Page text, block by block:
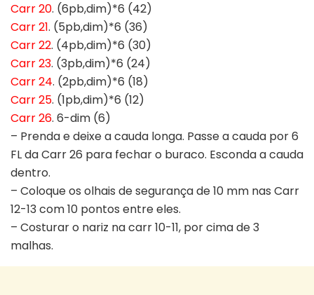
Carr 20. (6pb,dim)*6 (42)
Carr 21. (5pb,dim)*6 (36)
Carr 22. (4pb,dim)*6 (30)
Carr 23. (3pb,dim)*6 (24)
Carr 24. (2pb,dim)*6 (18)
Carr 25. (1pb,dim)*6 (12)
Carr 26. 6-dim (6)
– Prenda e deixe a cauda longa. Passe a cauda por 6
FL da Carr 26 para fechar o buraco. Esconda a cauda
dentro.
– Coloque os olhais de segurança de 10 mm nas Carr
12-13 com 10 pontos entre eles.
– Costurar o nariz na carr 10-11, por cima de 3
malhas.